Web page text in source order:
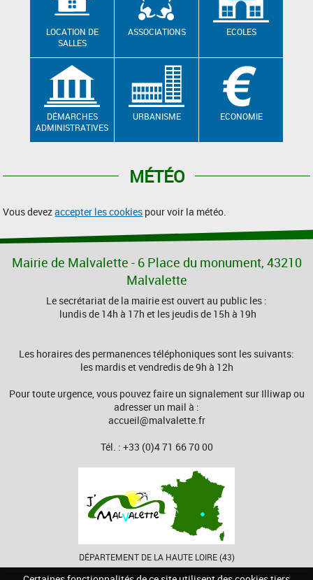
LOCATION DE
SALLES
ASSOCIATIONS ECOLES
DÉMARCHES
ADMINISTRATIVES
URBANISME ECONOMIE
MÉTÉO
Vous devezaccepter les cookies pour voir la météo.
Mairie de Malvalette - 6 Place du monument, 43210
Malvalette
Le secrétariat de la mairie est ouvert au public les :
lundis de 14h à 17h et les jeudis de 15h à 19h
Les horaires des permanences téléphoniques sont les suivants:
les mardis et vendredis de 9h à 12h
Pour toute urgence, vous pouvez faire un signalement sur Illiwap ou
adresser un mail à :
accueil@malvalette.fr
Tél. : +33 (0)4 71 66 70 00
DÉPARTEMENT DE LA HAUTE LOIRE (43)